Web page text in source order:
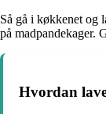
Så gå i køkkenet og
på madpandekager.
Hvordan